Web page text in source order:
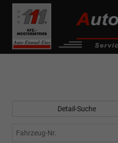
------------ Host Name :
Detail-Suche
Fahrzeug-